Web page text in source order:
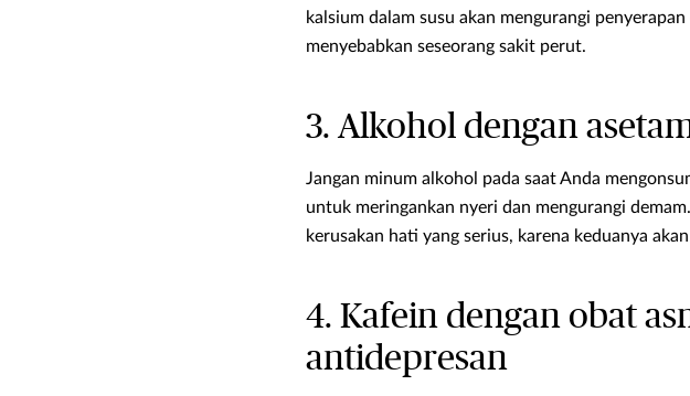
kalsium dalam susu akan mengurangi
menyebabkan seseorang sakit perut.
3. Alkohol dengan
Jangan minum alkohol pada saat Anda
untuk meringankan nyeri dan mengurangi
kerusakan hati yang serius, karena keduanya
4. Kafein dengan obat
antidepresan